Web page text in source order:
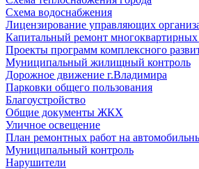
Схема водоснабжения
Лицензирование управляющих
Капитальный ремонт
Проекты программ комплексного
Муниципальный жилищный контроль
Дорожное движение г.Владимира
Парковки общего пользования
Благоустройство
Общие документы ЖКХ
Уличное освещение
План ремонтных работ на
Муниципальный контроль
Нарушители